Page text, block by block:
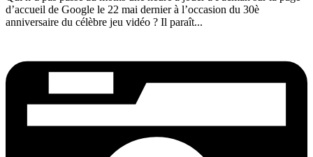
d’accueil de Google le 22 mai dernier à l’occasion du 30è
anniversaire du célèbre jeu vidéo ? Il paraît...